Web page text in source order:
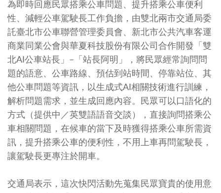
為即時回應民眾搭乘公車問題、提升搭乘公車便利
性、減輕公車駕駛長工作負擔，由雙北兩市交通局委
託臺北市公車聯營管理委員會、新北市公共汽車客運
商業同業公會與華夏科技股份有限公司合作開發「雙
北AI公車站長」–「站長阿明」，將民眾經常詢問問
題的語意、公車路線、預估到站時間、停靠站位、其
他公車問題等資訊，以生成式AI相關技術進行訓練，
解析問題需求，並生成回應內容。民眾可以口語化的
方式（提供中／英雙語語音交談），直接詢問搭乘公
車相關問題，在候車的當下及時獲得搭乘公車所需資
訊，提升搭乘公車的便利性，不用上車再問駕駛長，
讓駕駛長更專注於開車。
交通局表示，這次快閃活動先蒐集民眾寶貴的使用意